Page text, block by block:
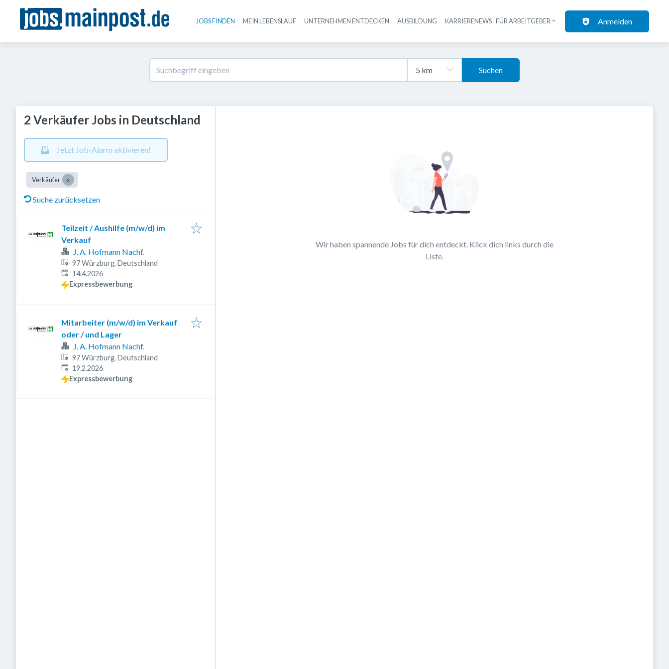
Haupt-Navigation
JOBS FINDEN MEIN LEBENSLAUF UNTERNEHMEN ENTDECKEN AUSBILDUNG KARRIERENEWS FÜR ARBEITGEBER Anmelden
Suchen
2 Verkäufer Jobs in Deutschland
Jetzt Job-Alarm aktivieren!
Verkäufer
Suche zurücksetzen
Teilzeit / Aushilfe (m/w/d) im
Verkauf
J. A. Hofmann Nachf.
97 Würzburg, Deutschland
Veröffentlicht
14.4.2026
Expressbewerbung
Mitarbeiter (m/w/d) im Verkauf
oder / und Lager
J. A. Hofmann Nachf.
97 Würzburg, Deutschland
Veröffentlicht
19.2.2026
Expressbewerbung
Wir haben spannende Jobs für dich entdeckt. Klick dich links durch die
Liste.